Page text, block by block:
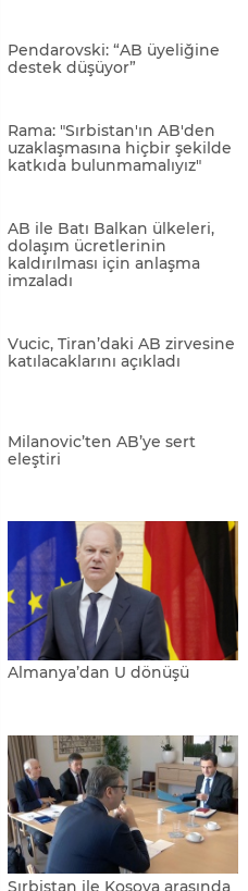
statüsüne' yeşil ışık
Komsic, anayasal reform için
AB ve ABD’den destek istedi
Brüksel medyası: Bosna
Hersek'e bu hafta aday ülke
statüsü verilecek
Yüksek Temsilci Schmidt:
Bosna Hersek, AB yolunda
tarihi bir şans yakaladı
Pendarovski: “AB üyeliğine
destek düşüyor”
katkıda bulunmamalıyız"
AB ile Batı Balkan ülkeleri,
dolaşım ücretlerinin
kaldırılması için anlaşma
imzaladı